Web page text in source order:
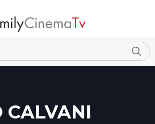
GIULIO CALVANI
CALVANI